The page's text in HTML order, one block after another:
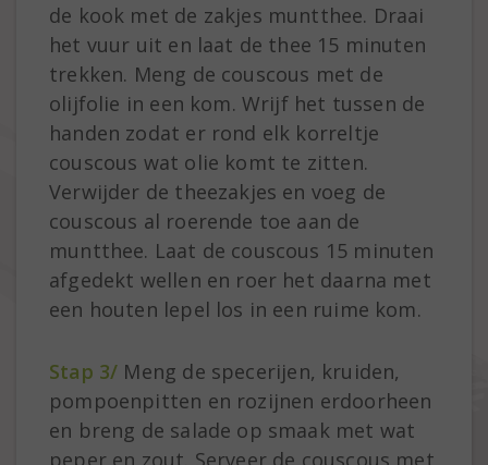
de kook met de zakjes muntthee. Draai
het vuur uit en laat de thee 15 minuten
trekken. Meng de couscous met de
olijfolie in een kom. Wrijf het tussen de
handen zodat er rond elk korreltje
couscous wat olie komt te zitten.
Verwijder de theezakjes en voeg de
couscous al roerende toe aan de
muntthee. Laat de couscous 15 minuten
afgedekt wellen en roer het daarna met
een houten lepel los in een ruime kom.
Stap 3/ Meng de specerijen, kruiden,
pompoenpitten en rozijnen erdoorheen
en breng de salade op smaak met wat
peper en zout. Serveer de couscous met